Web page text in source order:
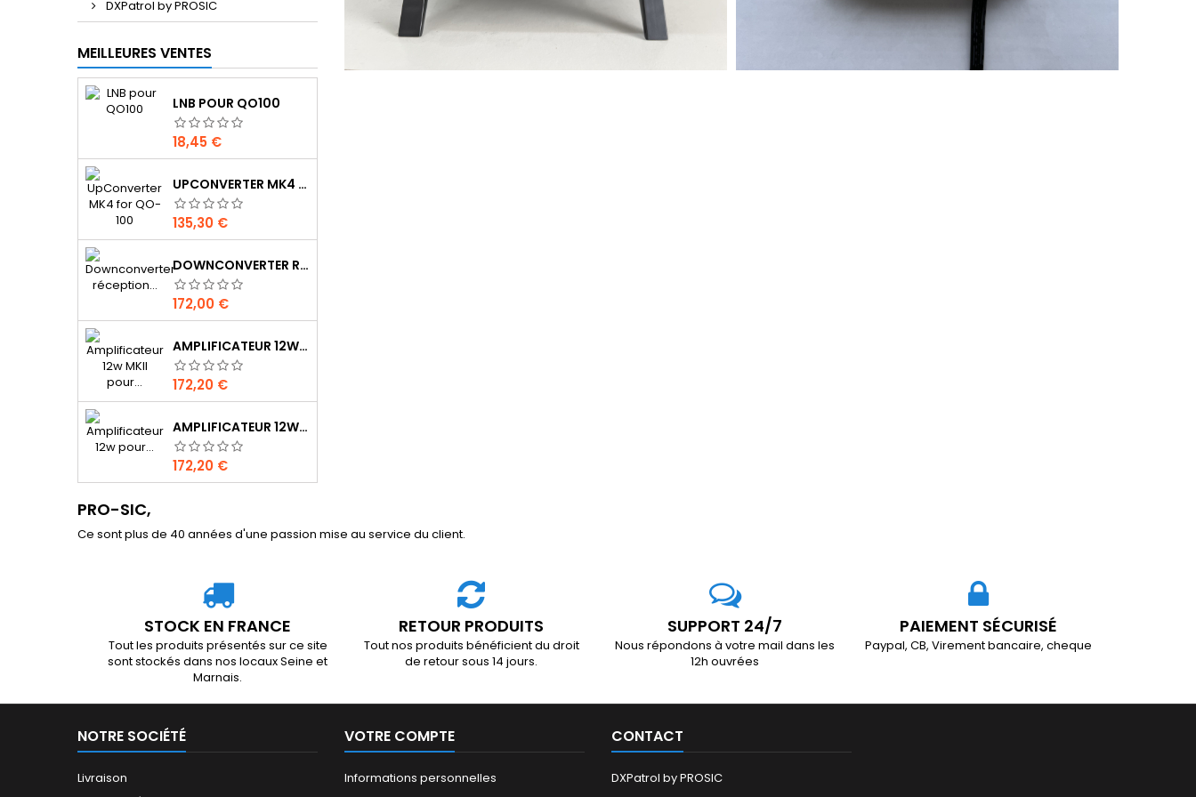
DXPatrol by PROSIC
MEILLEURES VENTES
LNB POUR QO100
Prix
18,45 €
UPCONVERTER MK4 FOR QO-100
Prix
135,30 €
DOWNCONVERTER RÉCEPTION QO-100 DX PATROL
Prix
172,00 €
AMPLIFICATEUR 12W MKII POUR QO-100 DX PATROL
Prix
172,20 €
AMPLIFICATEUR 12W POUR QO-100 DX PATROL
Prix
172,20 €
PRO-SIC,
Ce sont plus de 40 années d'une passion mise au service du client.
STOCK EN FRANCE
Tout les produits présentés sur ce site
sont stockés dans nos locaux Seine et
Marnais.
RETOUR PRODUITS
Tout nos produits bénéficient du droit
de retour sous 14 jours.
SUPPORT 24/7
Nous répondons à votre mail dans les
12h ouvrées
PAIEMENT SÉCURISÉ
Paypal, CB, Virement bancaire, cheque
NOTRE SOCIÉTÉ
Livraison
VOTRE COMPTE
Informations personnelles
CONTACT
DXPatrol by PROSIC